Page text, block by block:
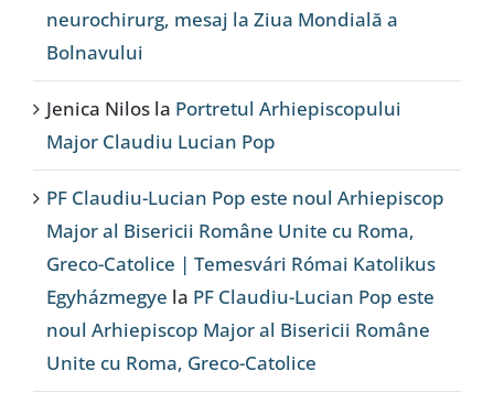
neurochirurg, mesaj la Ziua Mondială a
Bolnavului
Jenica Nilos la Portretul Arhiepiscopului
Major Claudiu Lucian Pop
PF Claudiu-Lucian Pop este noul Arhiepiscop
Major al Bisericii Române Unite cu Roma,
Greco-Catolice | Temesvári Római Katolikus
Egyházmegye la PF Claudiu-Lucian Pop este
noul Arhiepiscop Major al Bisericii Române
Unite cu Roma, Greco-Catolice